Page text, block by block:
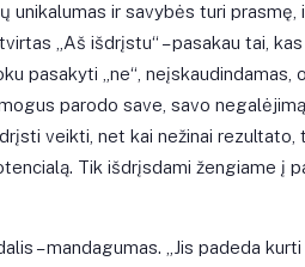
unikalumas ir savybės turi prasmę,
„Aš išdrįstu“ – pasakau tai, kas
pasakyti „ne“, neįskaudindamas, o
parodo save, savo
veikti, net kai nežinai rezultato,
Tik išdrįsdami žengiame į
– mandagumas. „Jis padeda kurti